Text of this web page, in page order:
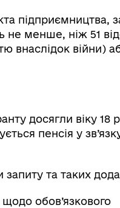
підприємництва,
не менше, ніж 51
внаслідок війни)
досягли віку 18
пенсія у
запиту та таких
обов’язкового